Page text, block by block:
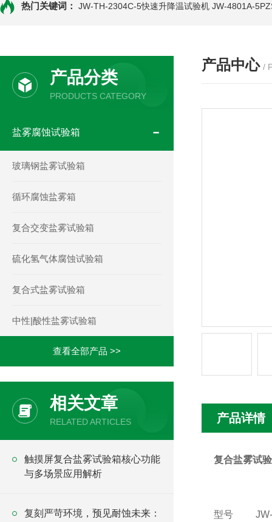
热门关键词： JW-TH-2304C-5快速升降温试验机 JW-4801A-
产品分类
PRODUCTS CATEGORY
盐雾腐蚀试验箱
玻璃钢盐雾试验箱
循环腐蚀盐雾箱
复合交变盐雾试验箱
硫化氢气体腐蚀试验箱
复合式盐雾试验箱
中性|酸性盐雾试验箱
查看全部产品 >>
相关文章
RELATED ARTICLES
触摸屏复合盐雾试验箱核心功能
与多场景应用解析
复刻严苛环境，预见耐蚀未来：
产品中心 /
产品详情
复合盐雾试
型号